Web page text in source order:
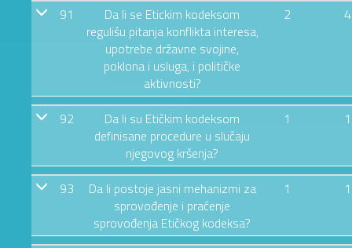
91
Da li se Etickim kodeksom
regulišu pitanja konflikta interesa,
upotrebe državne svojine,
poklona i usluga, i političke
aktivnosti?
2 4
92
Da li su Etičkim kodeksom
definisane procedure u slučaju
njegovog kršenja?
1 1
93
Da li postoje jasni mehanizmi za
sprovođenje i praćenje
sprovođenja Etičkog kodeksa?
1 1